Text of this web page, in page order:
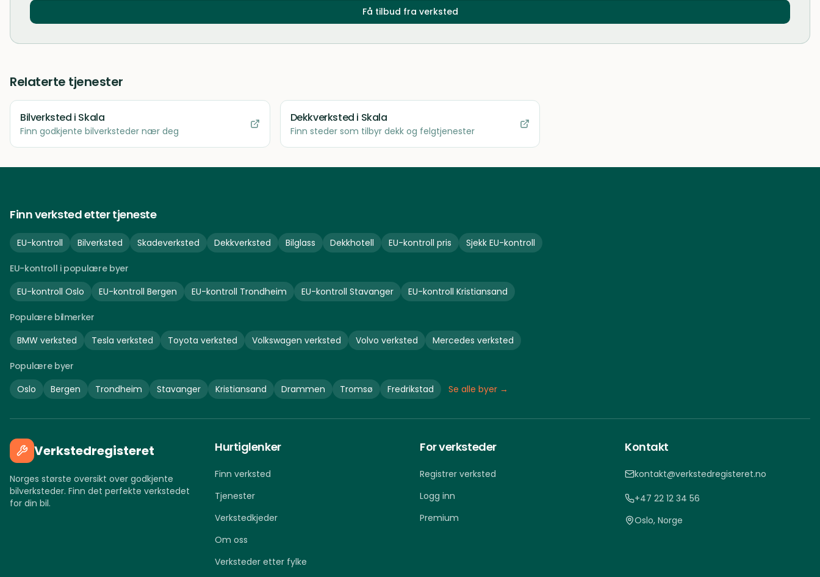
Få tilbud fra verksted
Relaterte tjenester
Bilverksted i Skala
Finn godkjente bilverksteder nær deg
Dekkverksted i Skala
Finn steder som tilbyr dekk og felgtjenester
Finn verksted etter tjeneste
EU-kontroll Bilverksted Skadeverksted Dekkverksted Bilglass Dekkhotell EU-kontroll pris Sjekk EU-kontroll
EU-kontroll i populære byer
EU-kontroll Oslo EU-kontroll Bergen EU-kontroll Trondheim EU-kontroll Stavanger EU-kontroll Kristiansand
Populære bilmerker
BMW verksted Tesla verksted Toyota verksted Volkswagen verksted Volvo verksted Mercedes verksted
Populære byer
Oslo
Bergen Trondheim Stavanger Kristiansand Drammen Tromsø Fredrikstad Se alle byer →
Verkstedregisteret
Norges største oversikt over godkjente
bilverksteder. Finn det perfekte verkstedet
for din bil.
Hurtiglenker
Finn verksted
Tjenester
Verkstedkjeder
Om oss
Verksteder etter fylke
For verksteder
Registrer verksted
Logg inn
Premium
Kontakt
kontakt@verkstedregisteret.no
+47 22 12 34 56
Oslo, Norge